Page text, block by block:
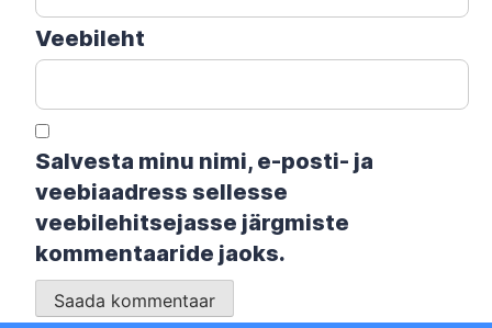
Veebileht
Salvesta minu nimi, e-posti- ja
veebiaadress sellesse
veebilehitsejasse järgmiste
kommentaaride jaoks.